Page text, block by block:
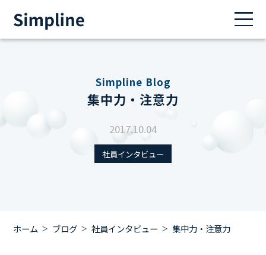
Simpline Blog
集中力・注意力
2017.10.04
社員インタビュー
ホーム ブログ 社員インタビュー 集中力・注意力